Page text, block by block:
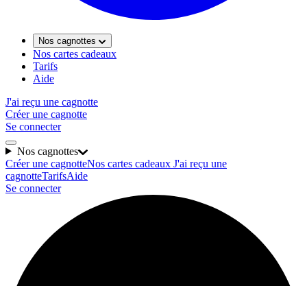
Nos cagnottes
Nos cartes cadeaux
Tarifs
Aide
J'ai reçu une cagnotte
Créer une cagnotte
Se connecter
Nos cagnottes
Créer une cagnotteNos cartes cadeaux J'ai reçu une
cagnotteTarifsAide
Se connecter